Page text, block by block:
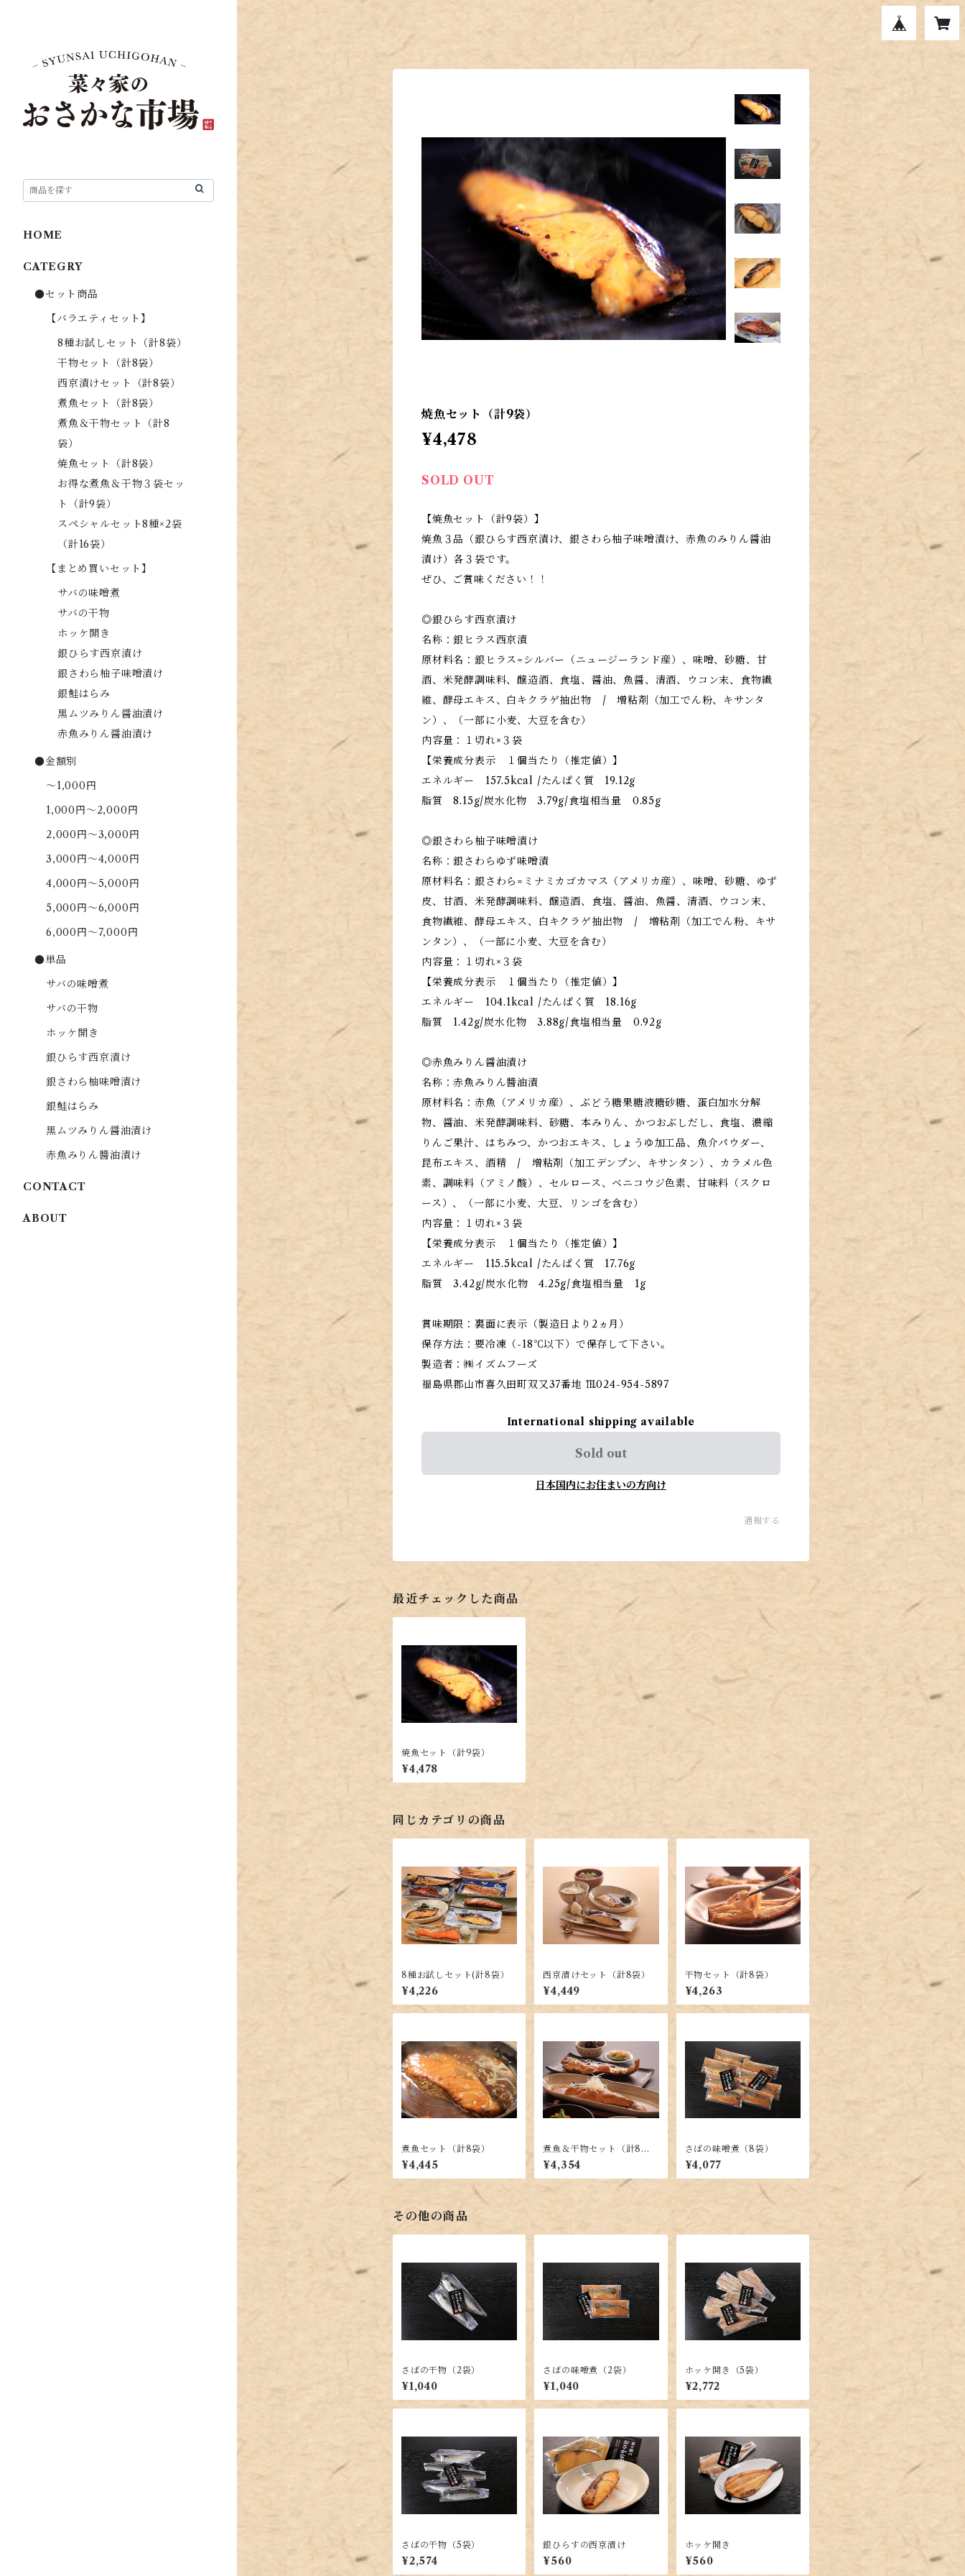
焼魚セット（計9袋）
¥4,478
SOLD OUT
【焼魚セット（計9袋）】
焼魚３品（銀ひらす西京漬け、銀さわら柚子味噌漬け、赤魚のみりん醤油
漬け）各３袋です。
ぜひ、ご賞味ください！！
◎銀ひらす西京漬け
名称：銀ヒラス西京漬
原材料名：銀ヒラス=シルバー（ニュージーランド産）、味噌、砂糖、甘
酒、米発酵調味料、醸造酒、食塩、醤油、魚醤、清酒、ウコン末、食物繊
維、酵母エキス、白キクラゲ抽出物 / 増粘剤（加工でん粉、キサンタ
ン）、（一部に小麦、大豆を含む）
内容量：１切れ×３袋
【栄養成分表示 １個当たり（推定値）】
エネルギー 157.5kcal /たんぱく質 19.12g
脂質 8.15g/炭水化物 3.79g/食塩相当量 0.85g
◎銀さわら柚子味噌漬け
名称：銀さわらゆず味噌漬
原材料名：銀さわら=ミナミカゴカマス（アメリカ産）、味噌、砂糖、ゆず
皮、甘酒、米発酵調味料、醸造酒、食塩、醤油、魚醤、清酒、ウコン末、
食物繊維、酵母エキス、白キクラゲ抽出物 / 増粘剤（加工でん粉、キサ
ンタン）、（一部に小麦、大豆を含む）
内容量：１切れ×３袋
【栄養成分表示 １個当たり（推定値）】
エネルギー 104.1kcal /たんぱく質 18.16g
脂質 1.42g/炭水化物 3.88g/食塩相当量 0.92g
◎赤魚みりん醤油漬け
名称：赤魚みりん醬油漬
原材料名：赤魚（アメリカ産）、ぶどう糖果糖液糖砂糖、蛋白加水分解
物、醤油、米発酵調味料、砂糖、本みりん、かつおぶしだし、食塩、濃縮
りんご果汁、はちみつ、かつおエキス、しょうゆ加工品、魚介パウダー、
昆布エキス、酒精 / 増粘剤（加工デンプン、キサンタン）、カラメル色
素、調味料（アミノ酸）、セルロース、ベニコウジ色素、甘味料（スクロ
ース）、（一部に小麦、大豆、リンゴを含む）
内容量：１切れ×３袋
【栄養成分表示 １個当たり（推定値）】
エネルギー 115.5kcal /たんぱく質 17.76g
脂質 3.42g/炭水化物 4.25g/食塩相当量 1g
賞味期限：裏面に表示（製造日より2ヵ月）
保存方法：要冷凍（-18℃以下）で保存して下さい。
製造者：㈱イズムフーズ
福島県郡山市喜久田町双又37番地 ℡024-954-5897
International shipping available
Sold out
日本国内にお住まいの方向け
通報する
最近チェックした商品
焼魚セット（計9袋）
¥4,478
同じカテゴリの商品
8種お試しセット(計8袋）
¥4,226
西京漬けセット（計8袋）
¥4,449
干物セット（計8袋）
¥4,263
煮魚セット（計8袋）
¥4,445
煮魚＆干物セット（計8
袋）
¥4,354
さばの味噌煮（8袋）
¥4,077
その他の商品
さばの干物（2袋）
¥1,040
さばの味噌煮（2袋）
¥1,040
ホッケ開き（5袋）
¥2,772
さばの干物（5袋）
¥2,574
銀ひらすの西京漬け
¥560
ホッケ開き
¥560
HOME
CATEGRY
●セット商品
【バラエティセット】
8種お試しセット（計8袋）
干物セット（計8袋）
西京漬けセット（計8袋）
煮魚セット（計8袋）
煮魚＆干物セット（計8
袋）
焼魚セット（計8袋）
お得な煮魚＆干物３袋セッ
ト（計9袋）
スペシャルセット8種×2袋
（計16袋）
【まとめ買いセット】
サバの味噌煮
サバの干物
ホッケ開き
銀ひらす西京漬け
銀さわら柚子味噌漬け
銀鮭はらみ
黒ムツみりん醤油漬け
赤魚みりん醤油漬け
●金額別
～1,000円
1,000円～2,000円
2,000円～3,000円
3,000円～4,000円
4,000円～5,000円
5,000円～6,000円
6,000円～7,000円
●単品
サバの味噌煮
サバの干物
ホッケ開き
銀ひらす西京漬け
銀さわら柚味噌漬け
銀鮭はらみ
黒ムツみりん醤油漬け
赤魚みりん醬油漬け
CONTACT
ABOUT